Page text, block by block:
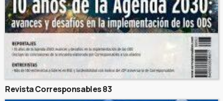
Revista Corresponsables 83